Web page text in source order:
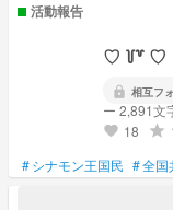
活動報告
♡ ꒦꒷ ♡
lock 相互フ
ー 2,891文
favorite 18 grade
#シナモン王国民 #全国